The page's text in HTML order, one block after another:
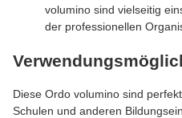
volumino sind vielseitig
der professionellen
Diese Ordo volumino sind
Schulen und anderen